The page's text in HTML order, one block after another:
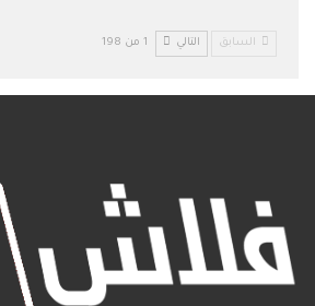
السابق التالي 1 من 198